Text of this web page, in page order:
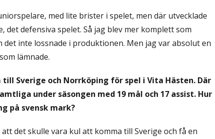
med lite brister i spelet, men där utvecklade
det defensiva spelet. Så jag blev mer komplett som
det inte lossnade i produktionen. Men jag var absolut en
lämnade.
Sverige och Norrköping för spel i Vita Hästen. Där
under säsongen med 19 mål och 17 assist. Hur
på svensk mark?
det skulle vara kul att komma till Sverige och få en